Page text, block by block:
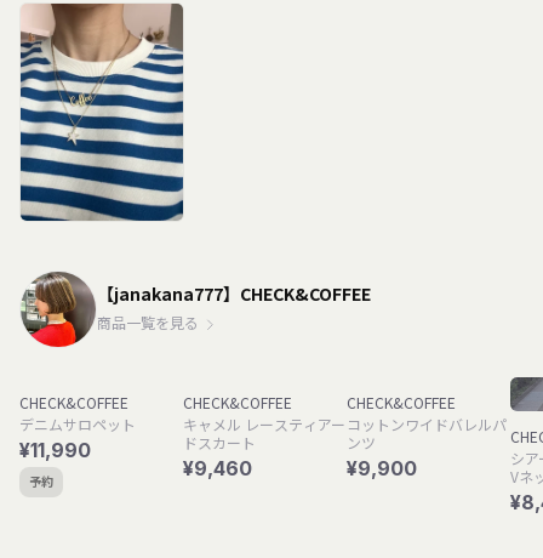
【janakana777】CHECK&COFFEE
商品一覧を見る
CHECK&COFFEE
デニムサロペット
¥11,990
予約
CHECK&COFFEE
キャメル レースティアー
ドスカート
¥9,460
CHECK&COFFEE
コットンワイドバレルパ
ンツ
¥9,900
シ
Vネ